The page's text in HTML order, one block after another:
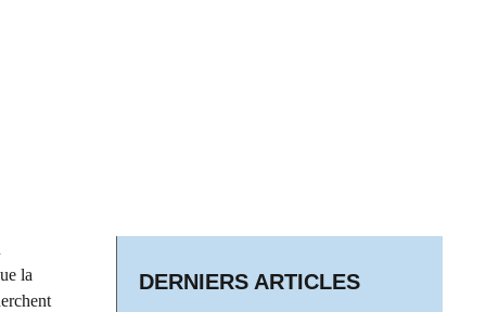
la
DERNIERS ARTICLES